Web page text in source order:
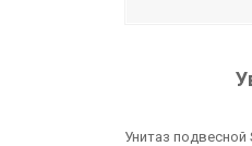
Унитаз подвесной